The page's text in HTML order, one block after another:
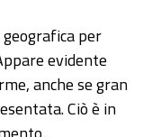
per
evidente
anche se gran
Ciò è in